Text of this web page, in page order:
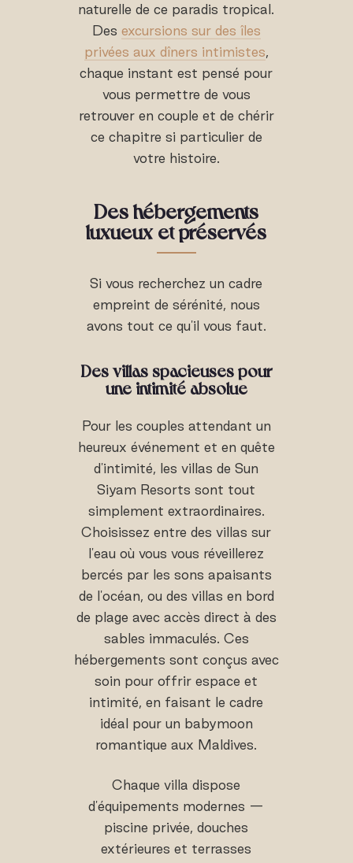
naturelle de ce paradis tropical.
Des excursions sur des îles
privées aux dîners intimistes,
chaque instant est pensé pour
vous permettre de vous
retrouver en couple et de chérir
ce chapitre si particulier de
votre histoire.
Des hébergements
luxueux et préservés
Si vous recherchez un cadre
empreint de sérénité, nous
avons tout ce qu'il vous faut.
Des villas spacieuses pour
une intimité absolue
Pour les couples attendant un
heureux événement et en quête
d'intimité, les villas de Sun
Siyam Resorts sont tout
simplement extraordinaires.
Choisissez entre des villas sur
l'eau où vous vous réveillerez
bercés par les sons apaisants
de l'océan, ou des villas en bord
de plage avec accès direct à des
sables immaculés. Ces
hébergements sont conçus avec
soin pour offrir espace et
intimité, en faisant le cadre
idéal pour un babymoon
romantique aux Maldives.
Chaque villa dispose
d'équipements modernes —
piscine privée, douches
extérieures et terrasses